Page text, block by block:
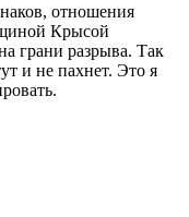
отношения
Крысой
грани разрыва. Так
и не пахнет. Это я